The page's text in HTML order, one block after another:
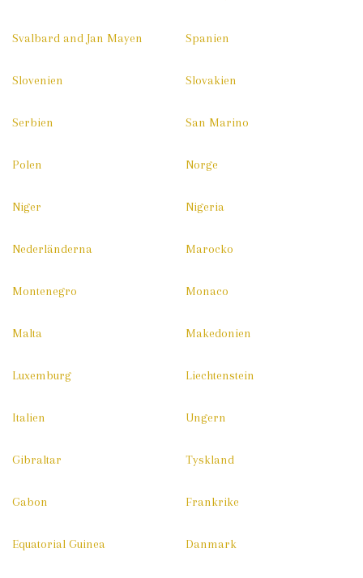
Svalbard and Jan Mayen Spanien
Slovenien Slovakien
Serbien San Marino
Polen Norge
Niger Nigeria
Nederländerna Marocko
Montenegro Monaco
Malta Makedonien
Luxemburg Liechtenstein
Italien Ungern
Gibraltar Tyskland
Gabon Frankrike
Equatorial Guinea Danmark